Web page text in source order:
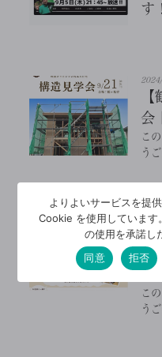
す！
会
こ
う
【
育
り
こ
う
よりよいサービスを提
Cookie を使用しています
の使用を承諾し
同意
拒否